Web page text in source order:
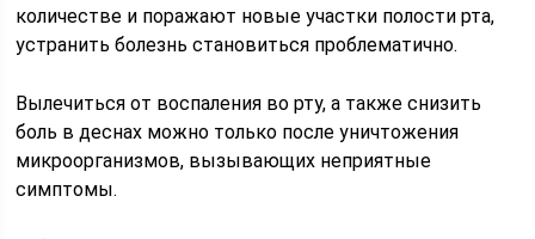
количестве и поражают новые участки полости рта,
устранить болезнь становиться проблематично.
Вылечиться от воспаления во рту, а также снизить
боль в деснах можно только после уничтожения
микроорганизмов, вызывающих неприятные
симптомы.